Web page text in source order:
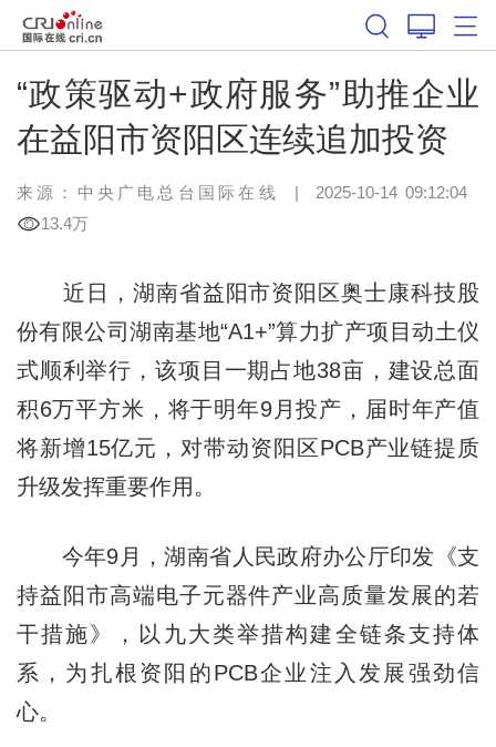
“政策驱动+政府服务”助推企业
在益阳市资阳区连续追加投资
来源：中央广电总台国际在线 | 2025-10-14 09:12:04
13.4万
近日，湖南省益阳市资阳区奥士康科技股
份有限公司湖南基地“A1+”算力扩产项目动土仪
式顺利举行，该项目一期占地38亩，建设总面
积6万平方米，将于明年9月投产，届时年产值
将新增15亿元，对带动资阳区PCB产业链提质
升级发挥重要作用。
今年9月，湖南省人民政府办公厅印发《支
持益阳市高端电子元器件产业高质量发展的若
干措施》，以九大类举措构建全链条支持体
系，为扎根资阳的PCB企业注入发展强劲信
心。